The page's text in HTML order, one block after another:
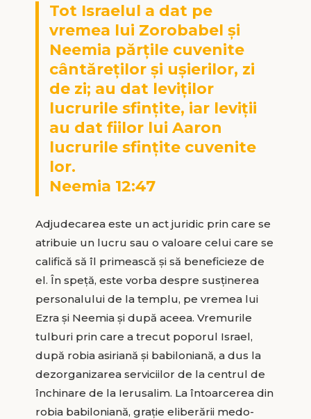
Tot Israelul a dat pe
vremea lui Zorobabel și
Neemia părțile cuvenite
cântăreților și ușierilor, zi
de zi; au dat leviților
lucrurile sfințite, iar leviții
au dat fiilor lui Aaron
lucrurile sfințite cuvenite
lor.
Neemia 12:47
Adjudecarea este un act juridic prin care se
atribuie un lucru sau o valoare celui care se
califică să îl primească și să beneficieze de
el. În speță, este vorba despre susținerea
personalului de la templu, pe vremea lui
Ezra și Neemia și după aceea. Vremurile
tulburi prin care a trecut poporul Israel,
după robia asiriană și babiloniană, a dus la
dezorganizarea serviciilor de la centrul de
închinare de la Ierusalim. La întoarcerea din
robia babiloniană, grație eliberării medo-